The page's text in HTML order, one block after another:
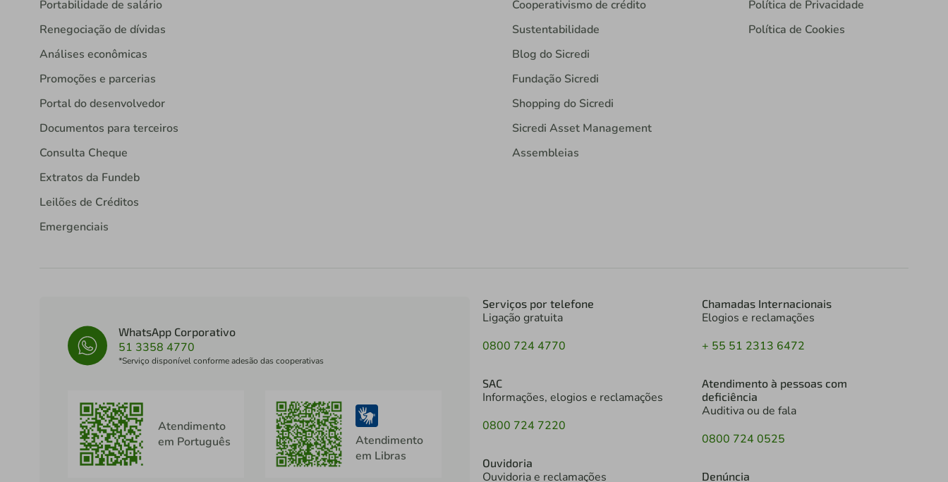
Portabilidade de salário
Renegociação de dívidas
Análises econômicas
Promoções e parcerias
Portal do desenvolvedor
Documentos para terceiros
Consulta Cheque
Extratos da Fundeb
Leilões de Créditos
Emergenciais
Cooperativismo de crédito
Sustentabilidade
Blog do Sicredi
Fundação Sicredi
Shopping do Sicredi
Sicredi Asset Management
Assembleias
Política de Privacidade
Política de Cookies
WhatsApp Corporativo
51 3358 4770
*Serviço disponível conforme adesão das cooperativas
Atendimento
em Português
Atendimento
em Libras
Serviços por telefone
Ligação gratuita
0800 724 4770
SAC
Informações, elogios e reclamações
0800 724 7220
Ouvidoria
Ouvidoria e reclamações
Chamadas Internacionais
Elogios e reclamações
+ 55 51 2313 6472
Atendimento à pessoas com
deficiência
Auditiva ou de fala
0800 724 0525
Denúncia